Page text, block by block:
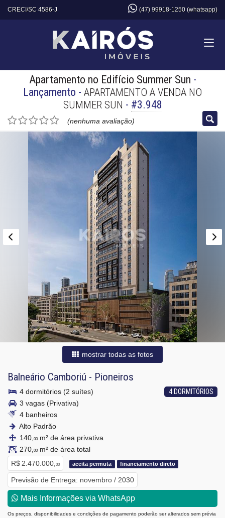
CRECI/SC 4586-J (47) 99918-1250 (whatsapp)
Apartamento no Edifício Summer Sun -
Lançamento - APARTAMENTO A VENDA NO
SUMMER SUN - #3.948
(nenhuma avaliação)
mostrar todas as fotos
Balneário Camboriú - Pioneiros
4 DORMITÓRIOS
4 dormitórios (2 suítes)
3 vagas (Privativa)
4 banheiros
Alto Padrão
140, 00m² de área privativa
270, 00m² de área total
R$ 2.470.000, 00 aceita permuta financiamento direto
Previsão de Entrega: novembro / 2030
Mais Informações via WhatsApp
Os preços, disponibilidades e condições de pagamento poderão ser alterados sem prévia